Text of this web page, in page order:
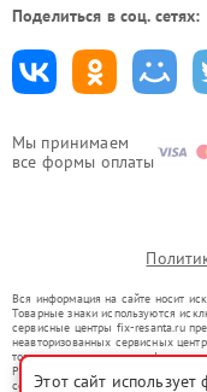
Мы принимаем
все формы оплаты
Поделиться в соц. сетях:
Вся информация на сайте носит
Товарные знаки используются
сервисные центры fix-resanta.ru
неавторизованных сервисных
товарных знаков или их
Ремонт осуществляется для
со статьей 1487 ГК РФ.
Этот сайт